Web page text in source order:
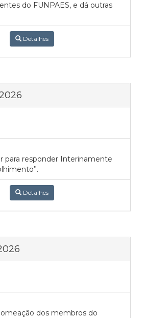
do FUNPAES, e dá outras
Detalhes
para responder Interinamente
Detalhes
dos membros do